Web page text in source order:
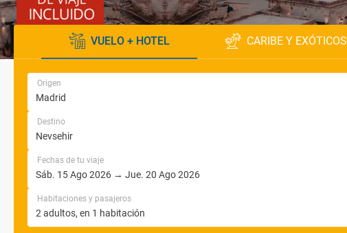
VUELO + HOTEL CARIBE Y EXÓTICOS
Origen
Destino
Fechas de tu viaje
Habitaciones y pasajeros